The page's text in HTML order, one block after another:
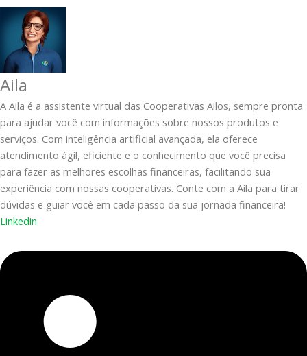
Aila
A Aila é a assistente virtual das Cooperativas Ailos, sempre pronta
para ajudar você com informações sobre nossos produtos e
serviços. Com inteligência artificial avançada, ela oferece
atendimento ágil, eficiente e o conhecimento que você precisa
para fazer as melhores escolhas financeiras, facilitando sua
experiência com nossas cooperativas. Conte com a Aila para tirar
dúvidas e guiar você em cada passo da sua jornada financeira!
Linkedin